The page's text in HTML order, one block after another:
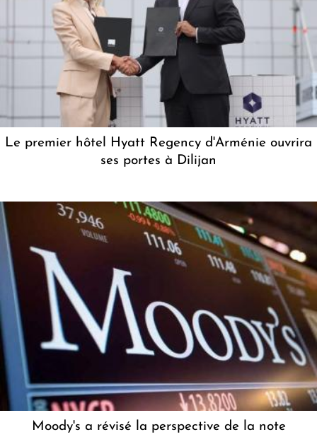
Le premier hôtel Hyatt Regency d'Arménie ouvrira
ses portes à Dilijan
Moody's a révisé la perspective de la note